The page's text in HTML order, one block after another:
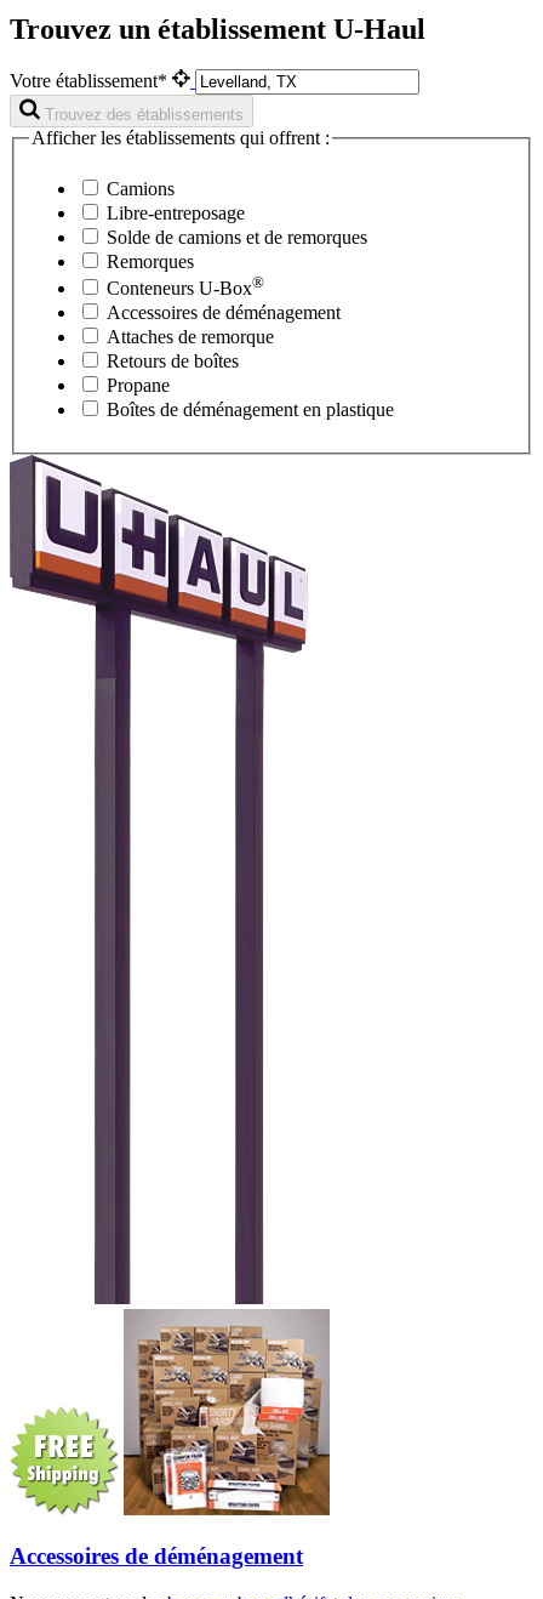
Trouvez un établissement U-Haul
Votre établissement*
Trouvez des établissements
Afficher les établissements qui offrent :
Camions
Libre-entreposage
Solde de camions et de remorques
Remorques
Conteneurs U-Box®
Accessoires de déménagement
Attaches de remorque
Retours de boîtes
Propane
Boîtes de déménagement en plastique
Accessoires de déménagement